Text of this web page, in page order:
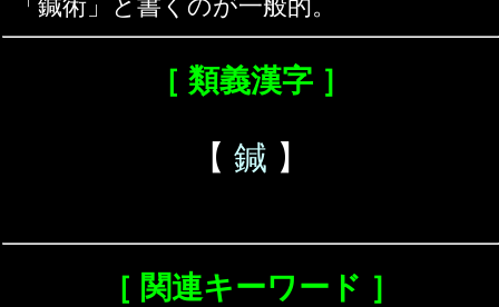
「鍼術」と書くのが一般的。
［ 類義漢字 ］
【 鍼 】
［ 関連キーワード ］